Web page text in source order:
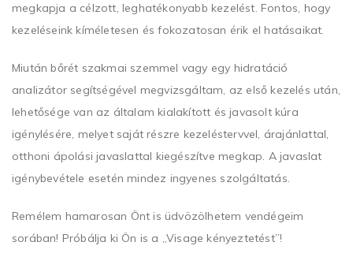
megkapja a célzott, leghatékonyabb kezelést. Fontos, hogy
kezeléseink kíméletesen és fokozatosan érik el hatásaikat.
Miután bőrét szakmai szemmel vagy egy hidratáció
analizátor segítségével megvizsgáltam, az első kezelés után,
lehetősége van az általam kialakított és javasolt kúra
igénylésére, melyet saját részre kezeléstervvel, árajánlattal,
otthoni ápolási javaslattal kiegészítve megkap. A javaslat
igénybevétele esetén mindez ingyenes szolgáltatás.
Remélem hamarosan Önt is üdvözölhetem vendégeim
sorában! Próbálja ki Ön is a „Visage kényeztetést”!